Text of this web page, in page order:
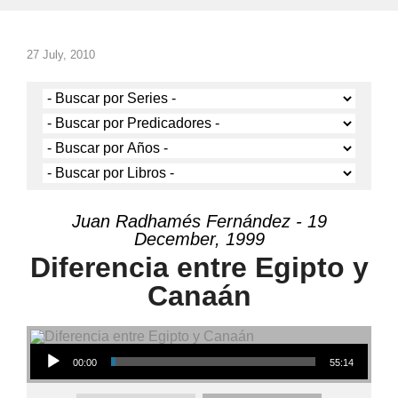
27 July, 2010
Juan Radhamés Fernández - 19
December, 1999
Diferencia entre Egipto y
Canaán
Audio Player
00:00 55:14